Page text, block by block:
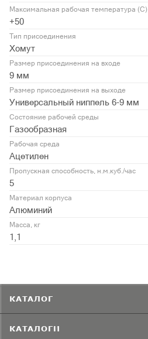
Максимальная рабочая температура (С)
+50
Тип присоединения
Хомут
Размер присоединения на входе
9 мм
Размер присоединения на выходе
Универсальный ниппель 6-9 мм
Состояние рабочей среды
Газообразная
Рабочая среда
Ацетилен
Пропускная способность, н.м.куб./час
5
Материал корпуса
Алюминий
Масса, кг
1,1
КАТАЛОГ
КАТАЛОГИ